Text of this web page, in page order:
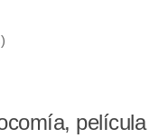
película